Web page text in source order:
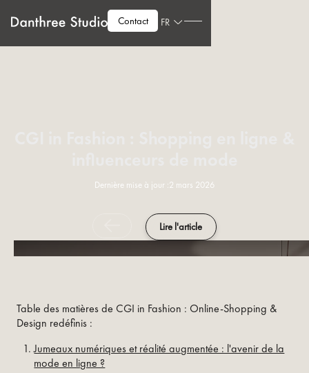
Contact FR
Dernière mise à jour :2 mars 2026
Lire l'article
Table des matières de CGI in Fashion : Online-Shopping &
Design redéfinis :
Jumeaux numériques et réalité augmentée : l'avenir de la
mode en ligne ?